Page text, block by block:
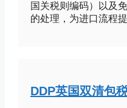
国关税则编码）以及
的处理，为进口流程
DDP英国双清包